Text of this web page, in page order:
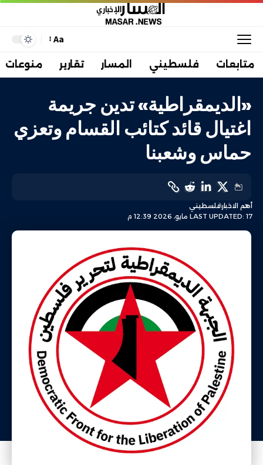
Aa
متابعات فلسطيني المسار تقارير منوعات
«الديمقراطية» تدين جريمة
اغتيال قائد كتائب القسام وتعزي
حماس وشعبنا
LAST UPDATED: 17 مايو، 2026 12:39 م
أهم الاخبارفلسطيني